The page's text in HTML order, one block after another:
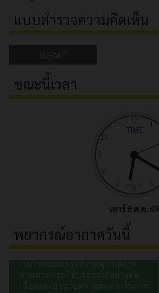
แบบสำรวจความคิดเห็น
ขณะนี้เวลา
เสาร์ 8 ส.ค. 69
พยากรณ์อากาศวันนี้